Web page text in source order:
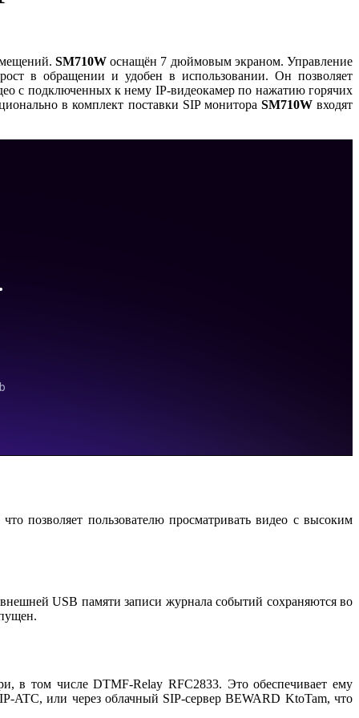
SM710Wоснащён 7 дюймовым экраном. Управление
в обращении и удобен в использовании. Он позволяет
с подключенных к нему IP-видеокамер по нажатию горячих
в комплект поставки SIP монитора SM710Wвходят
позволяет пользователю просматривать видео с высоким
USB памяти записи журнала событий сохраняются во
в том числе DTMF-Relay RFC2833. Это обеспечивает ему
ATC, или через облачный SIP-сервер BEWARD KtoTam, что